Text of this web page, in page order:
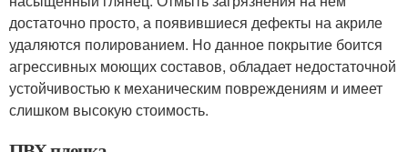
достаточно просто, а появившиеся дефекты на акриле
удаляются полированием. Но данное покрытие боится
агрессивных моющих составов, обладает недостаточной
устойчивостью к механическим повреждениям и имеет
слишком высокую стоимость.